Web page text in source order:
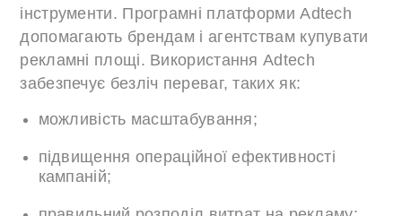
інструменти. Програмні платформи Adtech
допомагають брендам і агентствам купувати
рекламні площі. Використання Adtech
забезпечує безліч переваг, таких як:
можливість масштабування;
підвищення операційної ефективності
кампаній;